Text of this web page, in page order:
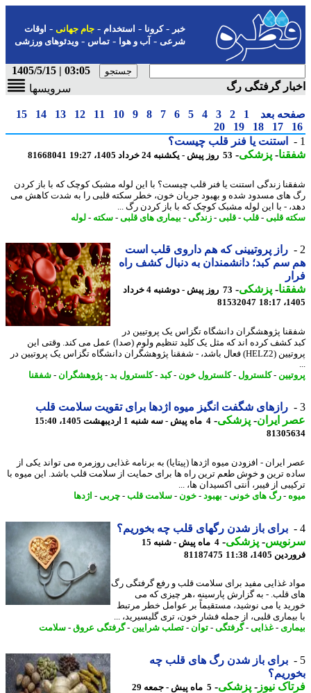
-کرونا-استخدام- جام جهانی-اوقات
شرعی-آب و هوا-تماس-ویدئوهای ورزشی
03:05 | 1405/5/15
گرفتگی رگ
سرویسها
بعد 1
2
3
4
5
6
7
8
9
10
11
12
13
14
15
17
18
19
20
استنت یا فنر قلب چیست؟
-پزشکی-53 روز پیش - یکشنبه 24 خرداد 1405، 19:27 81668041
زندگی استنت یا فنر قلب چیست؟ با این لوله مشبک کوچک که با باز کردن
مسدود شده و بهبود جریان خون، خطر سکته قلبی را به شدت کاهش می
- با این لوله مشبک کوچک که با باز کردن رگ ...
قلبی-قلب -قلبی-زندگی-بیماری های قلبی-سکته-لوله
راز پروتیینی که هم داروی قلب است
سم کبد؛ دانشمندان به دنبال کشف راه
-پزشکی-
73 روز پیش - دوشنبه 4 خرداد
81532047
پژوهشگران دانشگاه تگزاس یک پروتیین در
کشف کرده اند که مثل یک کلید تنظیم ولوم (صدا) عمل می کند. وقتی این
پروتیین (HELZ2) فعال باشد، - شفقنا پژوهشگران دانشگاه تگزاس یک پروتیین در
-کلسترول-کلسترول خون-کبد -کلسترول بد- پژوهشگران- شفقنا
رازهای شگفت انگیز میوه اژدها برای تقویت سلامت قلب
ایران- پزشکی-4 ماه پیش - سه شنبه 1 اردیبهشت 1405، 15:40
ایران - افزودن میوه اژدها (پیتایا) به برنامه غذایی روزمره می تواند یکی از
ترین و خوش طعم ترین راه ها برای حمایت از سلامت قلب باشد. این میوه با
از فیبر، آنتی اکسیدان ها، ...
-رگ های خونی-بهبود-خون-سلامت قلب -چربی- اژدها
برای باز شدن رگهای قلب چه بخوریم؟
-پزشکی-
4 ماه پیش - شنبه 15
1405، 11:38
81187475
غذایی مفید برای سلامت قلب و رفع گرفتگی رگ
قلب. - به گزارش پارسینه ،هر چیزی که می
یا می نوشید، مستقیماً بر عوامل خطر مرتبط
قلبی، از جمله فشار خون، تری گلیسیرید، ...
- غذایی- گرفتگی-توان- تصلب شرایین -گرفتگی عروق-سلامت
برای باز شدن رگ های قلب چه
نیوز-پزشکی-
5 ماه پیش - جمعه 29